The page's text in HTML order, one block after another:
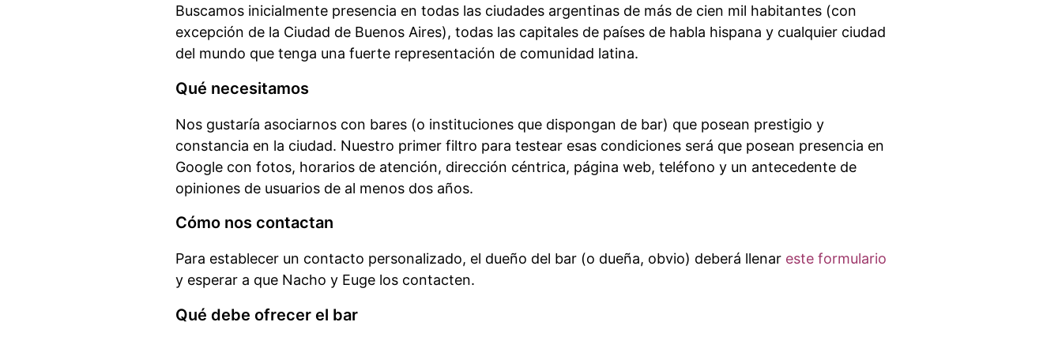
Buscamos inicialmente presencia en todas las ciudades argentinas de más de cien mil habitantes (con
excepción de la Ciudad de Buenos Aires), todas las capitales de países de habla hispana y cualquier ciudad
del mundo que tenga una fuerte representación de comunidad latina.
Qué necesitamos
Nos gustaría asociarnos con bares (o instituciones que dispongan de bar) que posean prestigio y
constancia en la ciudad. Nuestro primer filtro para testear esas condiciones será que posean presencia en
Google con fotos, horarios de atención, dirección céntrica, página web, teléfono y un antecedente de
opiniones de usuarios de al menos dos años.
Cómo nos contactan
Para establecer un contacto personalizado, el dueño del bar (o dueña, obvio) deberá llenar este formulario
y esperar a que Nacho y Euge los contacten.
Qué debe ofrecer el bar